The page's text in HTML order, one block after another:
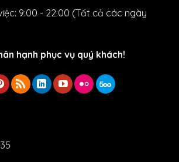
9:00 - 22:00 (Tất cả các ngày
hạnh phục vụ quý khách!